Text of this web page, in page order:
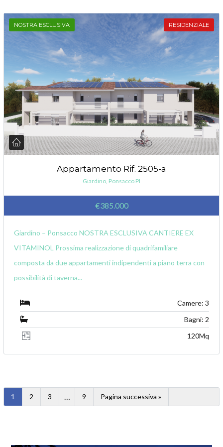
NOSTRA ESCLUSIVA RESIDENZIALE
Appartamento Rif. 2505-a
Giardino, Ponsacco PI
€385.000
Giardino – Ponsacco NOSTRA ESCLUSIVA CANTIERE EX
VITAMINOL Prossima realizzazione di quadrifamiliare
composta da due appartamenti indipendenti a piano terra con
possibilità di taverna...
Camere: 3
Bagni: 2
120Mq
1 2 3 … 9 Pagina successiva »